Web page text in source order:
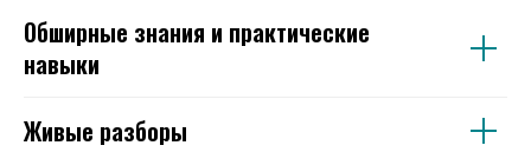
Обширные знания и практические
навыки
Живые разборы